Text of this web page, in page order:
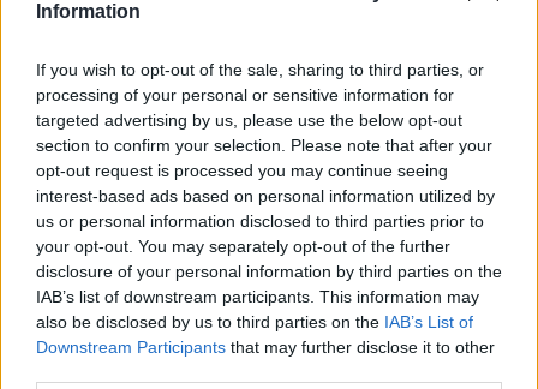
Information
If you wish to opt-out of the sale, sharing to third parties, or
processing of your personal or sensitive information for
targeted advertising by us, please use the below opt-out
section to confirm your selection. Please note that after your
opt-out request is processed you may continue seeing
interest-based ads based on personal information utilized by
us or personal information disclosed to third parties prior to
your opt-out. You may separately opt-out of the further
disclosure of your personal information by third parties on the
IAB’s list of downstream participants. This information may
also be disclosed by us to third parties on the IAB’s List of
Downstream Participants that may further disclose it to other
MONDEN
Elena Udrea, mesaj la un an de la eliberare:
„Dumnezeu îți dă mereu cât poți să duci”